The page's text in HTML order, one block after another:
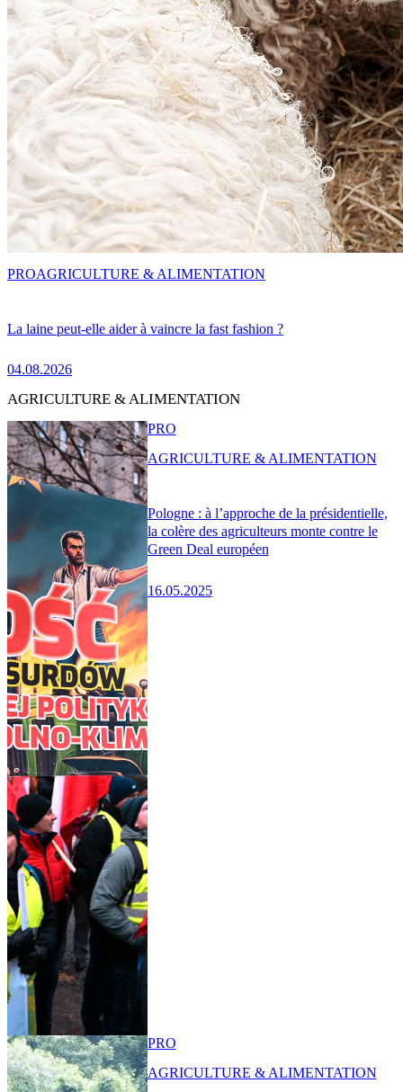
La laine peut-elle aider à vaincre la fast fashion ?
04.08.2026
PROAGRICULTURE & ALIMENTATION
AGRICULTURE & ALIMENTATION
Pologne : à l’approche de la présidentielle,
la colère des agriculteurs monte contre le
Green Deal européen
16.05.2025
PRO
AGRICULTURE & ALIMENTATION
PRO
AGRICULTURE & ALIMENTATION